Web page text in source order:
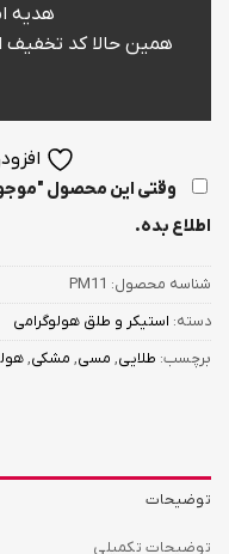
هدیه
همین حالا کد تخفیف
وقتی این محصول
اطلاع بده.
شناسه محصول: PM11
دسته: استیکر و طلق هولوگرامی
برچسب: طلایی, مسی, مشکی,
توضیحات
توضیحات تکمیلی